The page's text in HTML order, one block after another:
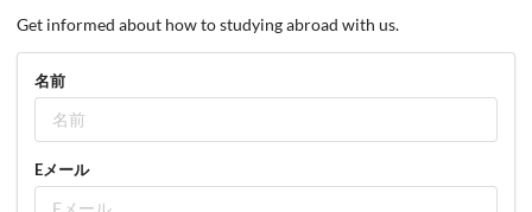
Get informed about how to studying abroad with us.
名前
Eメール